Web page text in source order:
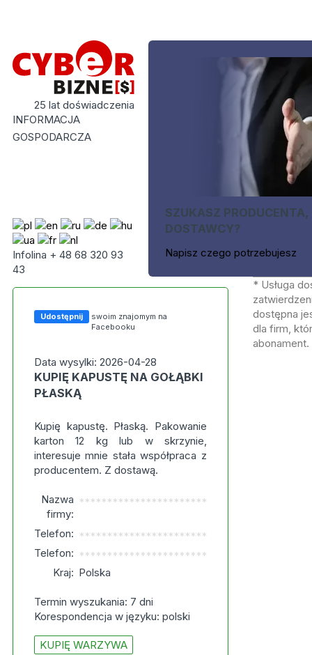
25 lat doświadczenia
INFORMACJA
GOSPODARCZA
Infolina + 48 68 320 93
43
SZUKASZ PRODUCENTA,
DOSTAWCY?
Napisz czego potrzebujesz
Udostępnij
swoim znajomym na
Facebooku
Data wysylki: 2026-04-28
KUPIĘ KAPUSTĘ NA GOŁĄBKI
PŁASKĄ
Kupię kapustę. Płaską. Pakowanie
karton 12 kg lub w skrzynie,
interesuje mnie stała współpraca z
producentem. Z dostawą.
Nazwa
firmy:
***********************
Telefon: ***********************
Telefon: ***********************
Kraj: Polska
Termin wyszukania: 7 dni
Korespondencja w języku: polski
KUPIĘ WARZYWA
* Usługa
dostępna
dla firm,
abonament.